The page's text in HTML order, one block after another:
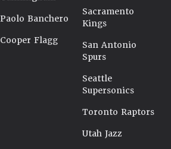
Paolo Banchero
Cooper Flagg
Sacramento
Kings
San Antonio
Spurs
Seattle
Supersonics
Toronto Raptors
Utah Jazz